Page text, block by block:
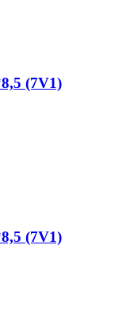
(7V1)
(7V1)